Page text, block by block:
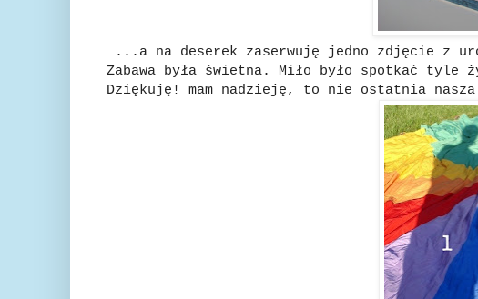
...a na deserek zaserwuję jedno zdjęcie z
Zabawa była świetna. Miło było spotkać tyle
Dziękuję! mam nadzieję, to nie ostatnia